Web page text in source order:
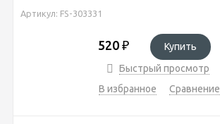
Артикул: FS-303331
520 ₽
Купить
Быстрый просмотр
В избранное
Сравнение